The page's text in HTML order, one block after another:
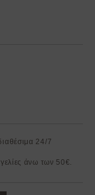
24/7
άνω των 50€.